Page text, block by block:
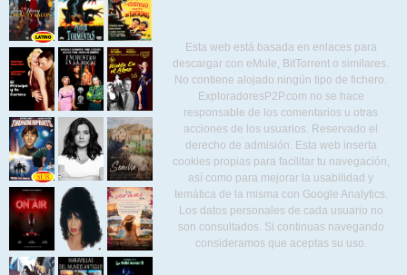
Esta web está basada en enlaces para
descargar con eMule, BitTorrent o similares.
No contiene alojado ningún tipo de fichero.
ExploradoresP2P.com no se hace
responsable de los comentarios u otras
acciones de los usuarios. Reservado el
derecho de admisión. Esta web inserta
cookies propias para facilitar tu navegación,
así como para mejorar la usabilidad y
temática de la misma con Google Analytics.
Los datos personales de cada usuario no
son consultados. Si continuas navegando
consideramos que aceptas su uso.